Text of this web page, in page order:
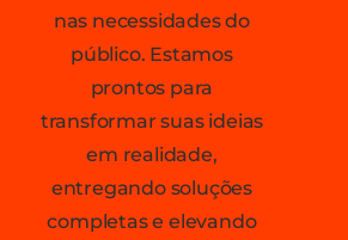
nas necessidades do
público. Estamos
prontos para
transformar suas ideias
em realidade,
entregando soluções
completas e elevando